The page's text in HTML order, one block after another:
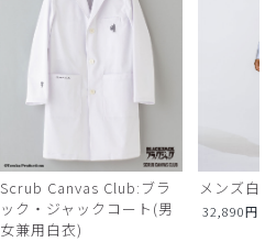
Scrub Canvas Club:ブラ
ック・ジャックコート(男
女兼用白衣)
メンズ白
32,890円